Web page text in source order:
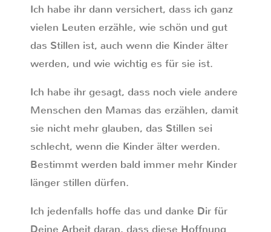
Ich habe ihr dann versichert, dass ich ganz
vielen Leuten erzähle, wie schön und gut
das Stillen ist, auch wenn die Kinder älter
werden, und wie wichtig es für sie ist.
Ich habe ihr gesagt, dass noch viele andere
Menschen den Mamas das erzählen, damit
sie nicht mehr glauben, das Stillen sei
schlecht, wenn die Kinder älter werden.
Bestimmt werden bald immer mehr Kinder
länger stillen dürfen.
Ich jedenfalls hoffe das und danke Dir für